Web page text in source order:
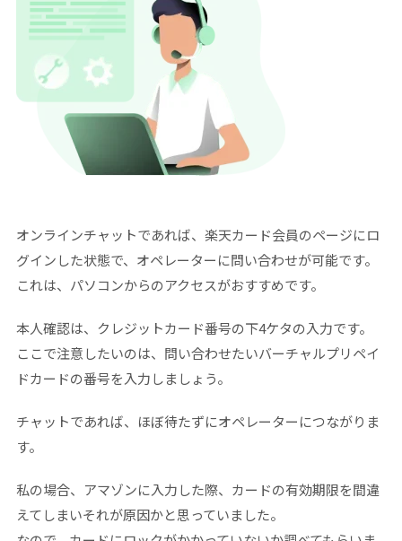
オンラインチャットであれば、楽天カード会員のページにロ
グインした状態で、オペレーターに問い合わせが可能です。
これは、パソコンからのアクセスがおすすめです。
本人確認は、クレジットカード番号の下4ケタの入力です。
ここで注意したいのは、問い合わせたいバーチャルプリペイ
ドカードの番号を入力しましょう。
チャットであれば、ほぼ待たずにオペレーターにつながりま
す。
私の場合、アマゾンに入力した際、カードの有効期限を間違
えてしまいそれが原因かと思っていました。